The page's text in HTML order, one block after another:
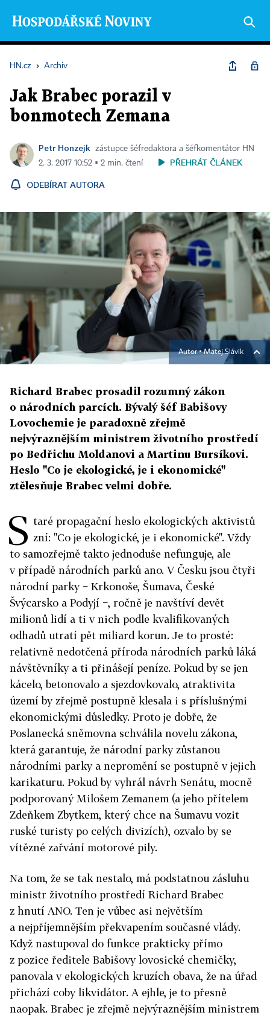
HN.cz › Archiv
Jak Brabec porazil v
bonmotech Zemana
Petr Honzejk
zástupce šéfredaktora a šéfkomentátor HN
2. 3. 2017 10:52 ▪ 2 min. čtení
PŘEHRÁT ČLÁNEK
ODEBÍRAT AUTORA
Autor ▪Matej Slávik
Richard Brabec prosadil rozumný zákon
o národních parcích. Bývalý šéf Babišovy
Lovochemie je paradoxně zřejmě
nejvýraznějším ministrem životního prostředí
po Bedřichu Moldanovi a Martinu Bursíkovi.
Heslo "Co je ekologické, je i ekonomické"
ztělesňuje Brabec velmi dobře.
S taré propagační heslo ekologických aktivistů
zní: "Co je ekologické, je i ekonomické". Vždy
to samozřejmě takto jednoduše nefunguje, ale
v případě národních parků ano. V Česku jsou čtyři
národní parky − Krkonoše, Šumava, České
Švýcarsko a Podyjí −, ročně je navštíví devět
milionů lidí a ti v nich podle kvalifikovaných
odhadů utratí pět miliard korun. Je to prosté:
relativně nedotčená příroda národních parků láká
návštěvníky a ti přinášejí peníze. Pokud by se jen
kácelo, betonovalo a sjezdovkovalo, atraktivita
území by zřejmě postupně klesala i s příslušnými
ekonomickými důsledky. Proto je dobře, že
Poslanecká sněmovna schválila novelu zákona,
která garantuje, že národní parky zůstanou
národními parky a nepromění se postupně v jejich
karikaturu. Pokud by vyhrál návrh Senátu, mocně
podporovaný Milošem Zemanem (a jeho přítelem
Zdeňkem Zbytkem, který chce na Šumavu vozit
ruské turisty po celých divizích), ozvalo by se
vítězné zařvání motorové pily.
Na tom, že se tak nestalo, má podstatnou zásluhu
ministr životního prostředí Richard Brabec
z hnutí ANO. Ten je vůbec asi největším
a nejpříjemnějším překvapením současné vlády.
Když nastupoval do funkce prakticky přímo
z pozice ředitele Babišovy lovosické chemičky,
panovala v ekologických kruzích obava, že na úřad
přichází coby likvidátor. A ejhle, je to přesně
naopak. Brabec je zřejmě nejvýraznějším ministrem